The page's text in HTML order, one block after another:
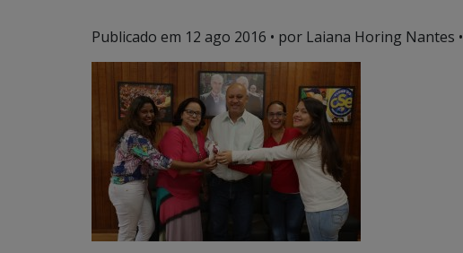
Publicado em 12 ago 2016 • por Laiana Horing Nantes •